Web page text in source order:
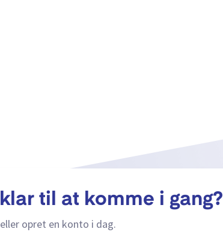
klar til at komme i gang?
opret en konto i dag.